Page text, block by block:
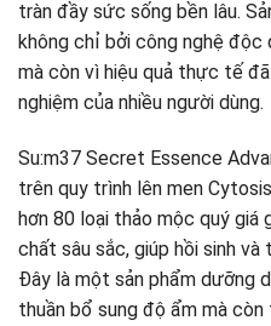
tràn đầy sức sống bền lâu.
không chỉ bởi công nghệ độc
mà còn vì hiệu quả thực tế
nghiệm của nhiều người dùng.
Su:m37 Secret Essence
trên quy trình lên men
hơn 80 loại thảo mộc quý giá
chất sâu sắc, giúp hồi sinh
Đây là một sản phẩm dưỡng
thuần bổ sung độ ẩm mà